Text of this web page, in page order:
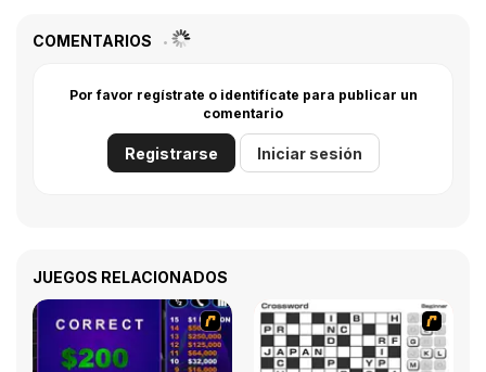
COMENTARIOS
Por favor regístrate o identifícate para publicar un
comentario
Registrarse Iniciar sesión
JUEGOS RELACIONADOS